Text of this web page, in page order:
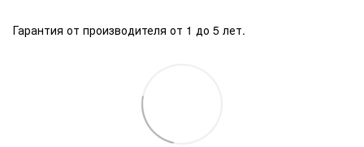
Гарантия от производителя от 1 до 5 лет.